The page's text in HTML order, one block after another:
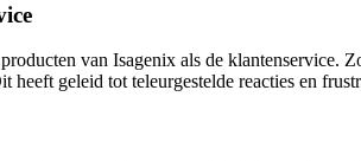
van Isagenix als de klantenservice.
geleid tot teleurgestelde reacties en